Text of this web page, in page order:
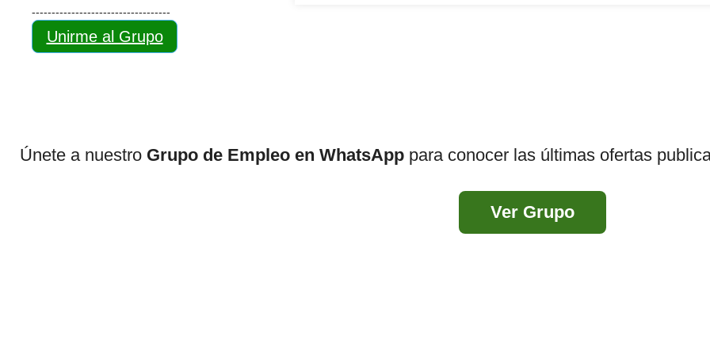
-----------------------------------
Unirme al Grupo
Únete a nuestro Grupo de Empleo en WhatsApp para conocer las últimas ofertas
Ver Grupo